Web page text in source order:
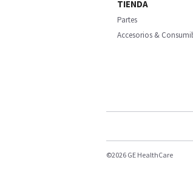
TIENDA
Partes
Accesorios &
©2026 GE HealthCare